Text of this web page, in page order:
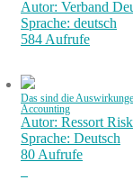
Autor: Verband
Sprache: deutsch
584 Aufrufe
Das sind die
Accounting
Autor: Ressort
Sprache: Deutsch
80 Aufrufe